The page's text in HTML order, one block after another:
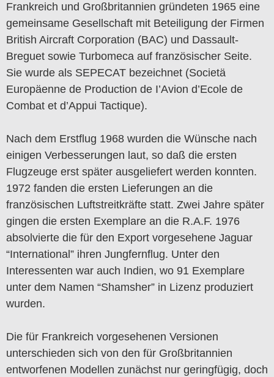
Frankreich und Großbritannien gründeten 1965 eine
gemeinsame Gesellschaft mit Beteiligung der Firmen
British Aircraft Corporation (BAC) und Dassault-
Breguet sowie Turbomeca auf französischer Seite.
Sie wurde als SEPECAT bezeichnet (Societä
Europäenne de Production de I’Avion d’Ecole de
Combat et d’Appui Tactique).
Nach dem Erstflug 1968 wurden die Wünsche nach
einigen Verbesserungen laut, so daß die ersten
Flugzeuge erst später ausgeliefert werden konnten.
1972 fanden die ersten Lieferungen an die
französischen Luftstreitkräfte statt. Zwei Jahre später
gingen die ersten Exemplare an die R.A.F. 1976
absolvierte die für den Export vorgesehene Jaguar
“International” ihren Jungfernflug. Unter den
Interessenten war auch Indien, wo 91 Exemplare
unter dem Namen “Shamsher” in Lizenz produziert
wurden.
Die für Frankreich vorgesehenen Versionen
unterschieden sich von den für Großbritannien
entworfenen Modellen zunächst nur geringfügig, doch